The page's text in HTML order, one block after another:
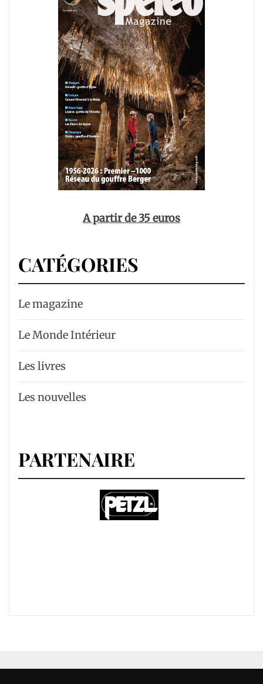
A partir de 35 euros
CATÉGORIES
Le magazine
Le Monde Intérieur
Les livres
Les nouvelles
PARTENAIRE